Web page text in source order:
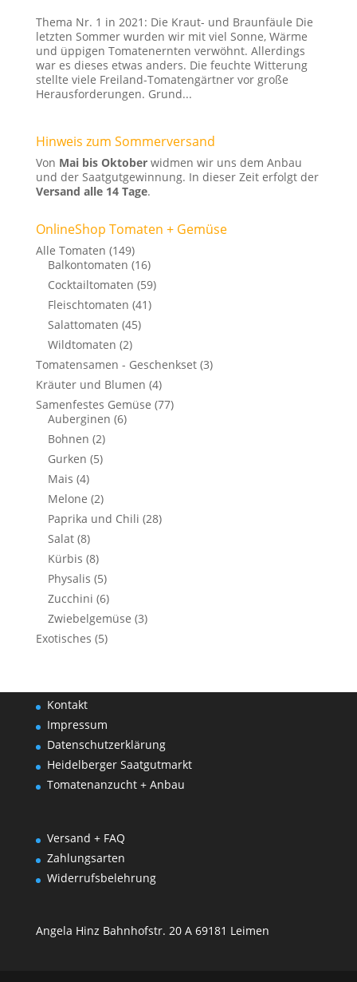
Thema Nr. 1 in 2021: Die Kraut- und Braunfäule Die
letzten Sommer wurden wir mit viel Sonne, Wärme
und üppigen Tomatenernten verwöhnt. Allerdings
war es dieses etwas anders. Die feuchte Witterung
stellte viele Freiland-Tomatengärtner vor große
Herausforderungen. Grund...
Hinweis zum Sommerversand
Von Mai bis Oktoberwidmen wir uns dem Anbau
und der Saatgutgewinnung. In dieser Zeit erfolgt der
Versand alle 14 Tage.
OnlineShop Tomaten + Gemüse
Alle Tomaten (149)
Balkontomaten (16)
Cocktailtomaten (59)
Fleischtomaten (41)
Salattomaten (45)
Wildtomaten (2)
Tomatensamen - Geschenkset (3)
Kräuter und Blumen (4)
Samenfestes Gemüse (77)
Auberginen (6)
Bohnen (2)
Gurken (5)
Mais (4)
Melone (2)
Paprika und Chili (28)
Salat (8)
Kürbis (8)
Physalis (5)
Zucchini (6)
Zwiebelgemüse (3)
Exotisches (5)
Kontakt
Impressum
Datenschutzerklärung
Heidelberger Saatgutmarkt
Tomatenanzucht + Anbau
Versand + FAQ
Zahlungsarten
Widerrufsbelehrung
Angela Hinz Bahnhofstr. 20 A 69181 Leimen